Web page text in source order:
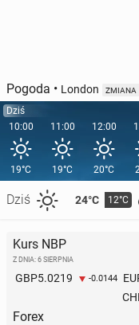
Pogoda • London ZMIANA
Dziś
10:00
19°C
Dziś 24°C 12°C
11:00
19°C
12:00
20°C
Kurs NBP
Z DNIA: 6 SIERPNIA
GBP5.0219 -0.0144
Forex